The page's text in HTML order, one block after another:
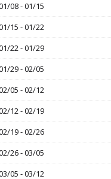
08 - 01/15
15 - 01/22
22 - 01/29
29 - 02/05
05 - 02/12
12 - 02/19
19 - 02/26
26 - 03/05
05 - 03/12